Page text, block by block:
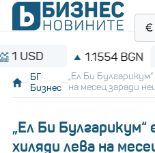
1.1554 BGN
БГ
Бизнес
„Ел Би
на месец заради
„Ел Би
хиляди лева на